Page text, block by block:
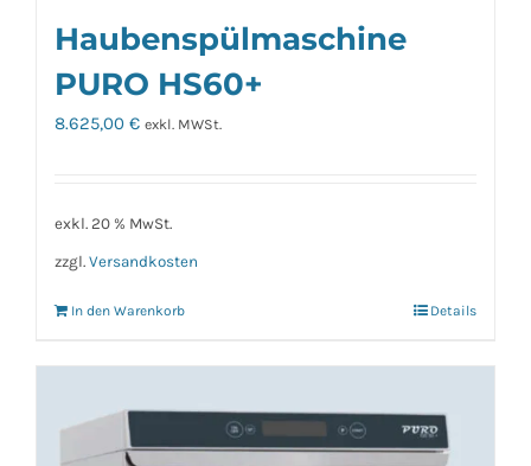
Haubenspülmaschine
PURO HS60+
8.625,00 € exkl. MWSt.
exkl. 20 % MwSt.
zzgl. Versandkosten
In den Warenkorb Details